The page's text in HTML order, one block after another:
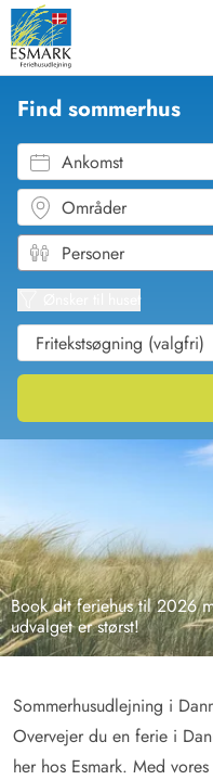
Book dit feriehus til 2026
udvalget er størst!
Sommerhusudlejning i
Overvejer du en ferie i
her hos Esmark. Med
Find sommerhus
Ankomst
Områder